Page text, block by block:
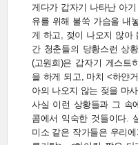
게다가 갑자기 나타난 아
유를 위해 불쑥 가슴을 내
게 하고, 젖이 나오지 않아
간 청춘들의 당황스런 상
(고원희)은 갑자기 게스트
을 하게 되고, 마치 <하얀
아의 나오지 않는 젖을 마
사실 이런 상황들과 그 속
콤에서 익숙한 것들이다.
미소 같은 작가들은 우리